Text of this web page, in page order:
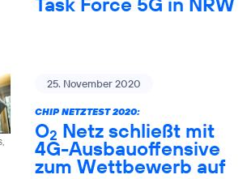
25. November 2020
CHIP NETZTEST 2020:
O2 Netz schließt mit
4G-Ausbauoffensive
zum Wettbewerb auf